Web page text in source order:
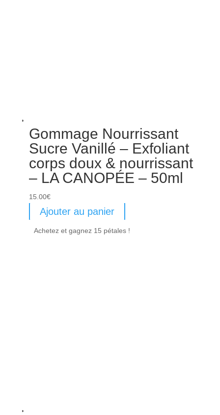
Gommage Nourrissant
Sucre Vanillé – Exfoliant
corps doux & nourrissant
– LA CANOPÉE – 50ml
15.00€
Ajouter au panier
Achetez et gagnez 15 pétales !